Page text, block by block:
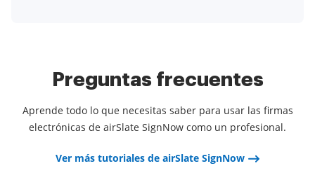
Preguntas frecuentes
Aprende todo lo que necesitas saber para usar las firmas
electrónicas de airSlate SignNow como un profesional.
Ver más tutoriales de airSlate SignNow